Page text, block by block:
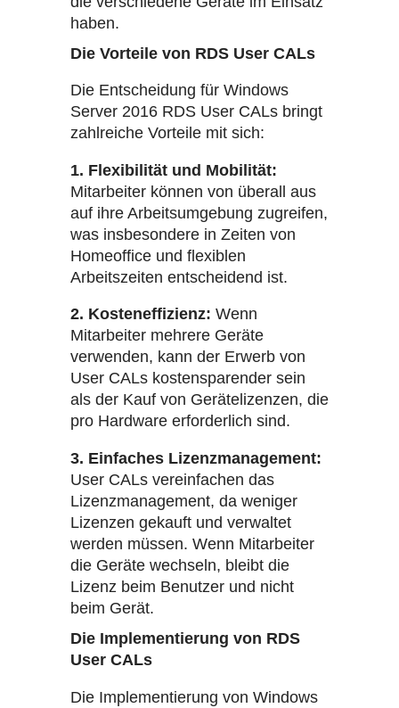
haben.
Die Vorteile von RDS User CALs
Die Entscheidung für Windows
Server 2016 RDS User CALs bringt
zahlreiche Vorteile mit sich:
1. Flexibilität und Mobilität:
Mitarbeiter können von überall aus
auf ihre Arbeitsumgebung zugreifen,
was insbesondere in Zeiten von
Homeoffice und flexiblen
Arbeitszeiten entscheidend ist.
2. Kosteneffizienz: Wenn
Mitarbeiter mehrere Geräte
verwenden, kann der Erwerb von
User CALs kostensparender sein
als der Kauf von Gerätelizenzen, die
pro Hardware erforderlich sind.
3. Einfaches Lizenzmanagement:
User CALs vereinfachen das
Lizenzmanagement, da weniger
Lizenzen gekauft und verwaltet
werden müssen. Wenn Mitarbeiter
die Geräte wechseln, bleibt die
Lizenz beim Benutzer und nicht
beim Gerät.
Die Implementierung von RDS
User CALs
Die Implementierung von Windows